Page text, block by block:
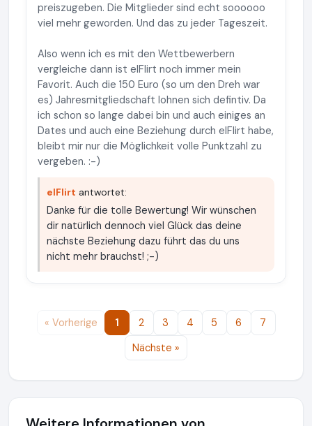
preiszugeben. Die Mitglieder sind echt soooooo
viel mehr geworden. Und das zu jeder Tageszeit.
Also wenn ich es mit den Wettbewerbern
vergleiche dann ist elFlirt noch immer mein
Favorit. Auch die 150 Euro (so um den Dreh war
es) Jahresmitgliedschaft lohnen sich defintiv. Da
ich schon so lange dabei bin und auch einiges an
Dates und auch eine Beziehung durch elFlirt habe,
bleibt mir nur die Möglichkeit volle Punktzahl zu
vergeben. :-)
elFlirt antwortet:
Danke für die tolle Bewertung! Wir wünschen
dir natürlich dennoch viel Glück das deine
nächste Beziehung dazu führt das du uns
nicht mehr brauchst! ;-)
« Vorherige 1 2 3 4 5 6
7
Nächste »